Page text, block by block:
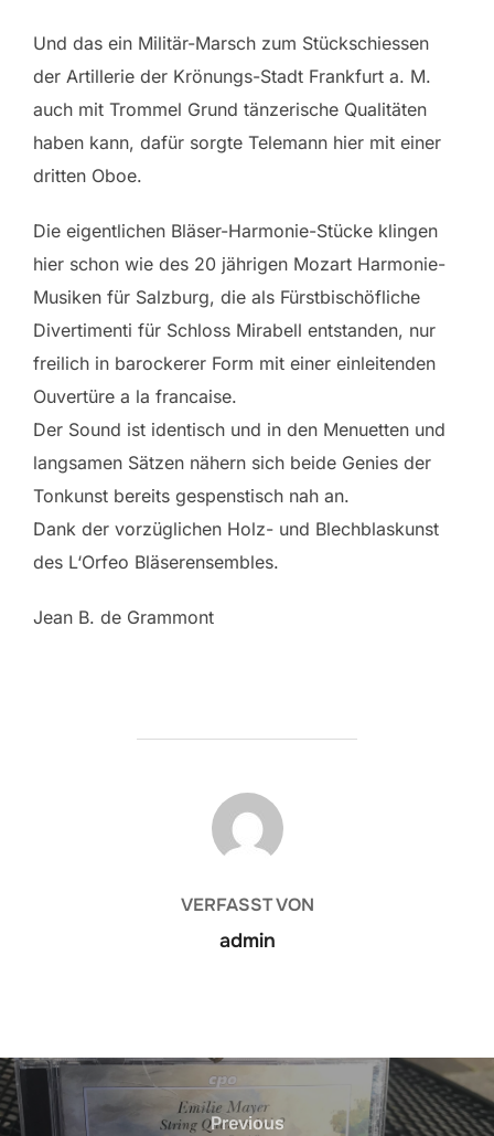
Und das ein Militär-Marsch zum Stückschiessen
der Artillerie der Krönungs-Stadt Frankfurt a. M.
auch mit Trommel Grund tänzerische Qualitäten
haben kann, dafür sorgte Telemann hier mit einer
dritten Oboe.
Die eigentlichen Bläser-Harmonie-Stücke klingen
hier schon wie des 20 jährigen Mozart Harmonie-
Musiken für Salzburg, die als Fürstbischöfliche
Divertimenti für Schloss Mirabell entstanden, nur
freilich in barockerer Form mit einer einleitenden
Ouvertüre a la francaise.
Der Sound ist identisch und in den Menuetten und
langsamen Sätzen nähern sich beide Genies der
Tonkunst bereits gespenstisch nah an.
Dank der vorzüglichen Holz- und Blechblaskunst
des L‘Orfeo Bläserensembles.
Jean B. de Grammont
BEITRAGSAUTOR
VERFASST VON
admin
Beitrags-
Navigation
Previous
Previous